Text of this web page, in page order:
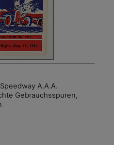
A.A.A.
Gebrauchsspuren,